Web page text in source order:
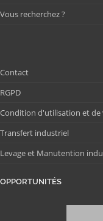
Vous recherchez ?
Contact
RGPD
Condition d'utilisation et de
Transfert industriel
Levage et Manutention
OPPORTUNITÉS